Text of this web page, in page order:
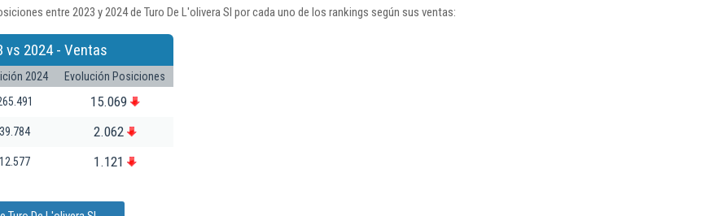
entre 2023 y 2024 de Turo De L'olivera Sl por cada uno de los rankings según sus ventas:
vs 2024 - Ventas
2024
Evolución Posiciones
15.069
39.784 2.062
12.577 1.121